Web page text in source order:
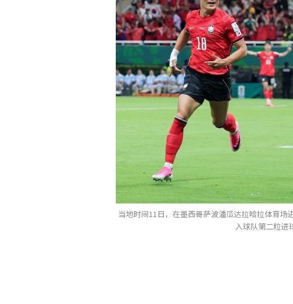
当地时间11日，在墨西哥萨波潘瓜达拉哈拉体育
入球队第二粒进